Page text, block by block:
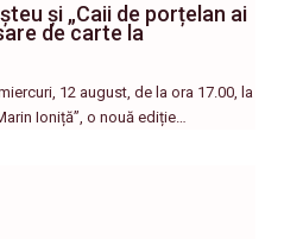
și „Caii de porțelan ai
de carte la
12 august, de la ora 17.00, la
Ioniță”, o nouă ediție…